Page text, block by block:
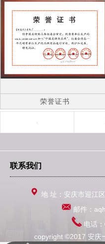
荣誉证书
‹
联系我们
地 址：安庆市迎江
邮件：
电话：
copyright ©2017 安庆